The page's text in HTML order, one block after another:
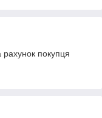
покупця